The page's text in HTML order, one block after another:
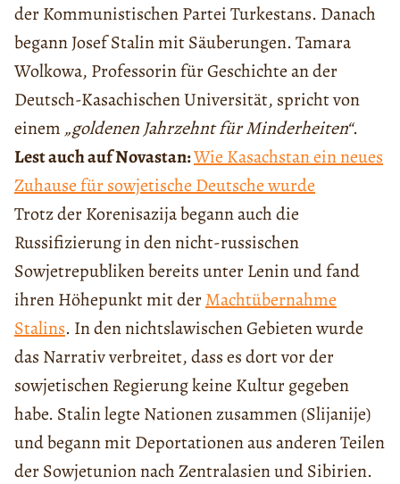
der Kommunistischen Partei Turkestans. Danach
begann Josef Stalin mit Säuberungen. Tamara
Wolkowa, Professorin für Geschichte an der
Deutsch-Kasachischen Universität, spricht von
einem „goldenen Jahrzehnt für Minderheiten“.
Lest auch auf Novastan:Wie Kasachstan ein neues
Zuhause für sowjetische Deutsche wurde
Trotz der Korenisazija begann auch die
Russifizierung in den nicht-russischen
Sowjetrepubliken bereits unter Lenin und fand
ihren Höhepunkt mit derMachtübernahme
Stalins. In den nichtslawischen Gebieten wurde
das Narrativ verbreitet, dass es dort vor der
sowjetischen Regierung keine Kultur gegeben
habe. Stalin legte Nationen zusammen (Slijanije)
und begann mit Deportationen aus anderen Teilen
der Sowjetunion nach Zentralasien und Sibirien.